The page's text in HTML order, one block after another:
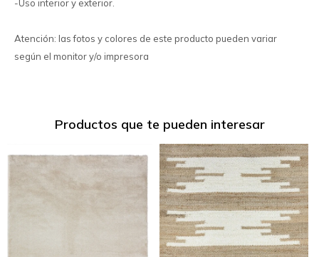
-Uso interior y exterior.
Atención: las fotos y colores de este producto pueden variar
según el monitor y/o impresora
Productos que te pueden interesar